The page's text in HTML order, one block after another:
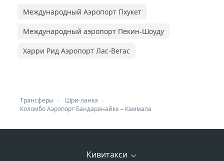
Международный Аэропорт Пхукет
Международный аэропорт Пекин-Шоуду
Харри Рид Аэропорт Лас-Вегас
Трансферы
Шри-ланка
Коломбо Аэропорт Бандаранайке – Каммала
Кивитакси